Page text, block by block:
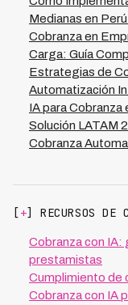
Medianas en
Cobranza en
Carga: Guía
Estrategias de
Automatización
IA para
Solución LATAM
Cobranza
[ +] RECURSOS DE
Cobranza con IA:
prestamistas
Cumplimiento de
Cobranza con IA